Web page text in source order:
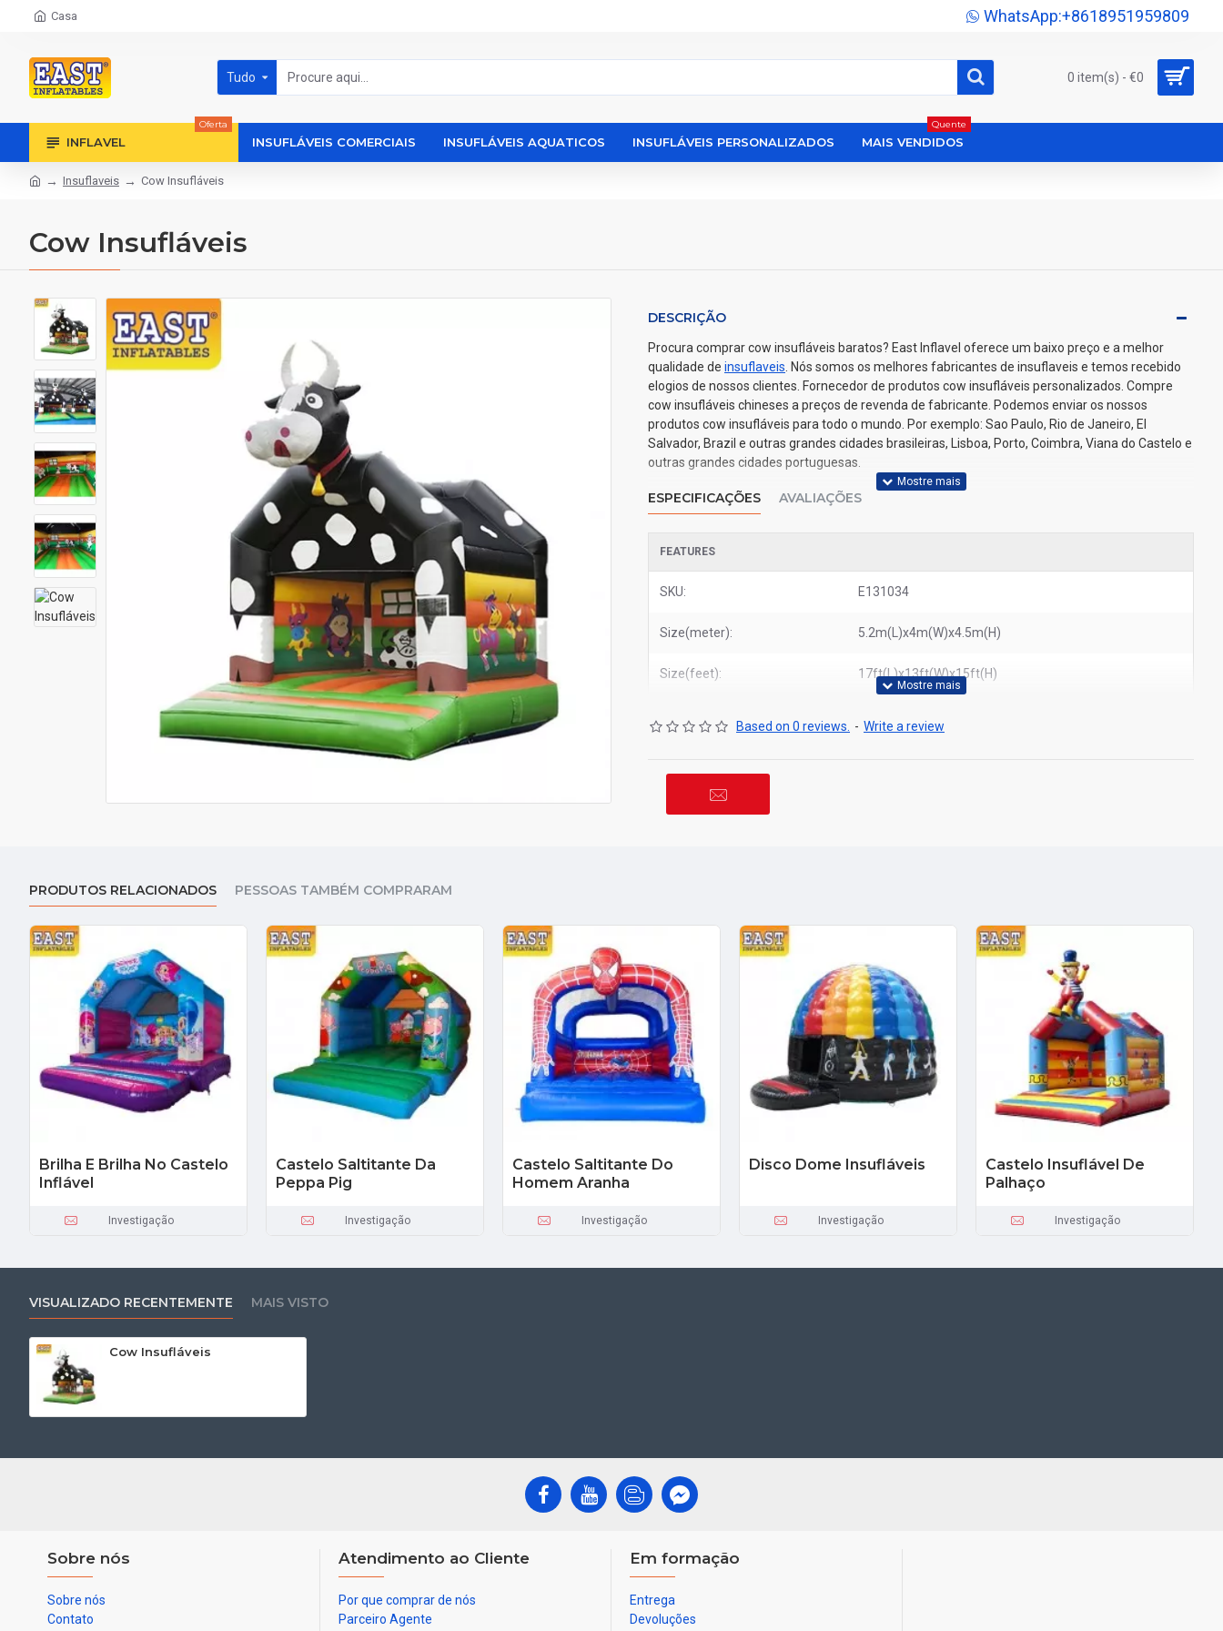
Casa WhatsApp:+8618951959809
Tudo 0 item(s) - €0
INFLAVEL
Oferta
INSUFLÁVEIS COMERCIAIS INSUFLÁVEIS AQUATICOS INSUFLÁVEIS PERSONALIZADOS MAIS VENDIDOS
Quente
Insuflaveis Cow Insufláveis
Cow Insufláveis
DESCRIÇÃO
Procura comprar cow insufláveis baratos? East Inflavel oferece um baixo preço e a melhor
qualidade de insuflaveis . Nós somos os melhores fabricantes de insuflaveis e temos recebido
elogios de nossos clientes. Fornecedor de produtos cow insufláveis personalizados. Compre
cow insufláveis chineses a preços de revenda de fabricante. Podemos enviar os nossos
produtos cow insufláveis para todo o mundo. Por exemplo: Sao Paulo, Rio de Janeiro, El
Salvador, Brazil e outras grandes cidades brasileiras, Lisboa, Porto, Coimbra, Viana do Castelo e
outras grandes cidades portuguesas.
ESPECIFICAÇÕES AVALIAÇÕES
FEATURES
SKU: E131034
Size(meter): 5.2m(L)x4m(W)x4.5m(H)
Size(feet): 17ft(L)x13ft(W)x15ft(H)
Based on 0 reviews. - Write a review
PRODUTOS RELACIONADOS PESSOAS TAMBÉM COMPRARAM
Brilha E Brilha No Castelo
Inflável
Investigação
Castelo Saltitante Da
Peppa Pig
Investigação
Castelo Saltitante Do
Homem Aranha
Investigação
Disco Dome Insufláveis
Investigação
Castelo Insuflável De
Palhaço
Investigação
VISUALIZADO RECENTEMENTE MAIS VISTO
Cow Insufláveis
Sobre nós
Sobre nós
Contato
Atendimento ao Cliente
Por que comprar de nós
Parceiro Agente
Em formação
Entrega
Devoluções